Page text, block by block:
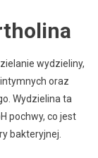
wydzieliny,
oraz
Wydzielina ta
pochwy, co jest
bakteryjnej.